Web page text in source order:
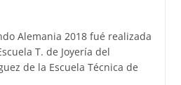
Alemania 2018 fué realizada
T. de Joyería del
de la Escuela Técnica de